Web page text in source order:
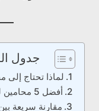
جدول
لماذا تحتاج
أفضل 5 محامين لحل قضايا إدارة المجمعات السكنية
مقارنة سريعة